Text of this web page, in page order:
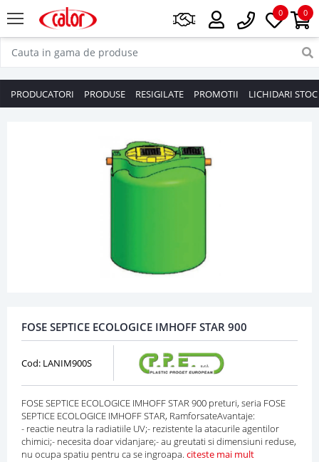
0
0
PRODUCATORI PRODUSE RESIGILATE PROMOTII LICHIDARI STOC
FOSE SEPTICE ECOLOGICE IMHOFF STAR 900
Cod: LANIM900S
FOSE SEPTICE ECOLOGICE IMHOFF STAR 900 preturi, seria FOSE
SEPTICE ECOLOGICE IMHOFF STAR, RamforsateAvantaje:
- reactie neutra la radiatiile UV;- rezistente la atacurile agentilor
chimici;- necesita doar vidanjare;- au greutati si dimensiuni reduse,
nu ocupa spatiu pentru ca se ingroapa. citeste mai mult